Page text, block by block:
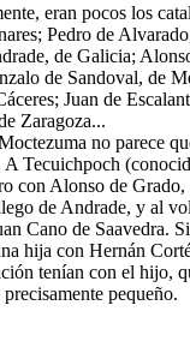
eran pocos los
Pedro de
de Galicia;
de Sandoval, de
Juan de
Zaragoza...
no parece
A Tecuichpoch
con Alonso de
de Andrade, y al
Cano de Saavedra.
hija con Hernán
tenían con el hijo,
pequeño.